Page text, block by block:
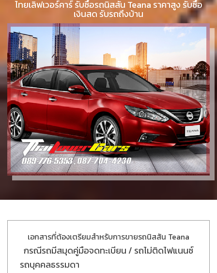
ไทยเลิฟเวอร์คาร์ รับซื้อรถนิสสัน Teana ราคาสูง รับซื้อ
เงินสด รับรถถึงบ้าน
เอกสารที่ต้องเตรียมสำหรับการขายรถนิสสัน Teana
กรณีรถมีสมุดคู่มือจดทะเบียน / รถไม่ติดไฟแนนซ์
รถบุคคลธรรมดา